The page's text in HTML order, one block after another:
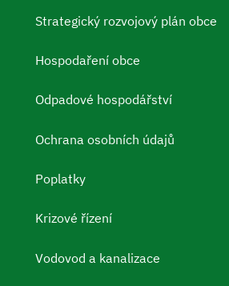
Strategický rozvojový plán obce
Hospodaření obce
Odpadové hospodářství
Ochrana osobních údajů
Poplatky
Krizové řízení
Vodovod a kanalizace